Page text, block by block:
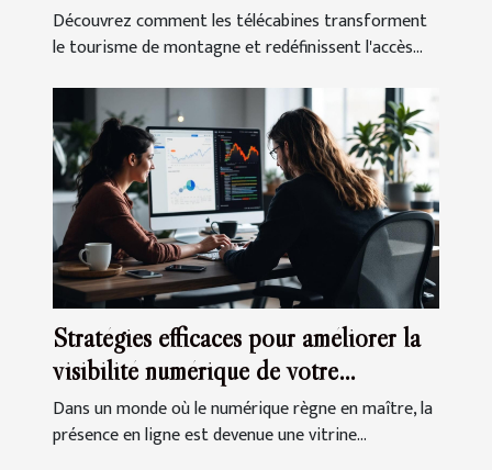
Découvrez comment les télécabines transforment
le tourisme de montagne et redéfinissent l'accès...
Stratégies efficaces pour améliorer la
visibilité numérique de votre
entreprise
Dans un monde où le numérique règne en maître, la
présence en ligne est devenue une vitrine...